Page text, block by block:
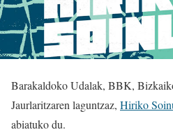
Barakaldoko Udalak, BBK,
Jaurlaritzaren laguntzaz, Hiriko
abiatuko du.